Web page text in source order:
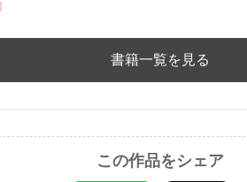
書籍一覧を見る
この作品をシェア